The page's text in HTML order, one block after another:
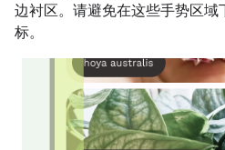
边衬区。请避免在这些手势区域
标。